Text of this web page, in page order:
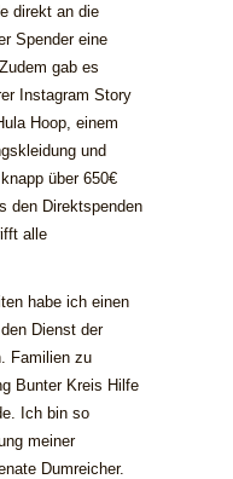
direkt an die
Spender eine
gab es
Instagram Story
Hoop, einem
und
über 650€
den Direktspenden
alle
habe ich einen
Dienst der
Familien zu
Bunter Kreis Hilfe
Ich bin so
meiner
Dumreicher.